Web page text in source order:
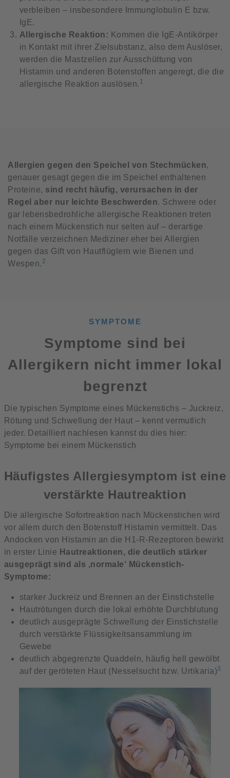
verbleiben – insbesondere Immunglobulin E bzw.
IgE.
Allergische Reaktion: Kommen die IgE-Antikörper
in Kontakt mit ihrer Zielsubstanz, also dem Auslöser,
werden die Mastzellen zur Ausschüttung von
Histamin und anderen Botenstoffen angeregt, die die
allergische Reaktion auslösen. 1
Allergien gegen den Speichel von Stechmücken,
genauer gesagt gegen die im Speichel enthaltenen
Proteine, sind recht häufig, verursachen in der
Regel aber nur leichte Beschwerden. Schwere oder
gar lebensbedrohliche allergische Reaktionen treten
nach einem Mückenstich nur selten auf – derartige
Notfälle verzeichnen Mediziner eher bei Allergien
gegen das Gift von Hautflüglern wie Bienen und
Wespen. 2
SYMPTOME
Symptome sind bei
Allergikern nicht immer lokal
begrenzt
Die typischen Symptome eines Mückenstichs – Juckreiz,
Rötung und Schwellung der Haut – kennt vermutlich
jeder. Detailliert nachlesen kannst du dies hier:
Symptome bei einem Mückenstich
Häufigstes Allergiesymptom ist eine
verstärkte Hautreaktion
Die allergische Sofortreaktion nach Mückenstichen wird
vor allem durch den Botenstoff Histamin vermittelt. Das
Andocken von Histamin an die H1-R-Rezeptoren bewirkt
in erster Linie Hautreaktionen, die deutlich stärker
ausgeprägt sind als ‚normale‘ Mückenstich-
Symptome:
starker Juckreiz und Brennen an der Einstichstelle
Hautrötungen durch die lokal erhöhte Durchblutung
deutlich ausgeprägte Schwellung der Einstichstelle
durch verstärkte Flüssigkeitsansammlung im
Gewebe
deutlich abgegrenzte Quaddeln, häufig hell gewölbt
auf der geröteten Haut (Nesselsucht bzw. Urtikaria)3